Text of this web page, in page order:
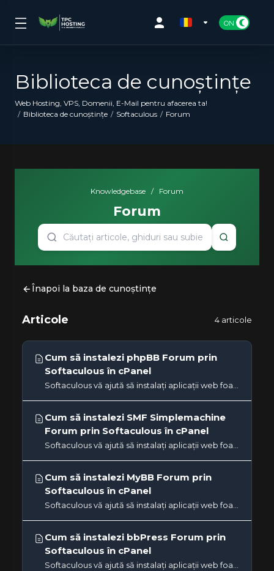
Biblioteca de cunoștințe
Web Hosting, VPS, Domenii, E-Mail pentru afacerea ta!
Biblioteca de cunoștințe
Softaculous Forum
Knowledgebase / Forum
Forum
Înapoi la baza de cunoștințe
Articole 4 articole
Cum să instalezi phpBB Forum prin
Softaculous în cPanel
Cum să instalezi SMF Simplemachine
Forum prin Softaculous în cPanel
Cum să instalezi MyBB Forum prin
Softaculous în cPanel
Cum să instalezi bbPress Forum prin
Softaculous în cPanel